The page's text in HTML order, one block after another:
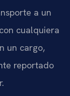
a un
cualquiera
un cargo,
reportado